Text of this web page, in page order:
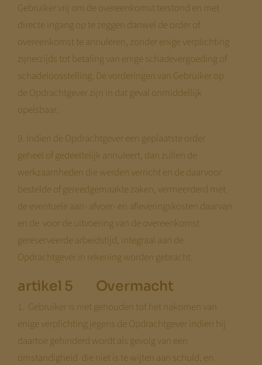
Gebruiker vrij om de overeenkomst terstond en met
directe ingang op te zeggen danwel de order of
overeenkomst te annuleren, zonder enige verplichting
zijnerzijds tot betaling van enige schadevergoeding of
schadeloosstelling. De vorderingen van Gebruiker op
de Opdrachtgever zijn in dat geval onmiddellijk
opeisbaar.
9. Indien de Opdrachtgever een geplaatste order
geheel of gedeeltelijk annuleert, dan zullen de
werkzaamheden die werden verricht en de daarvoor
bestelde of gereedgemaakte zaken, vermeerderd met
de eventuele aan- afvoer- en afleveringskosten daarvan
en de voor de uitvoering van de overeenkomst
gereserveerde arbeidstijd, integraal aan de
Opdrachtgever in rekening worden gebracht.
artikel 5 Overmacht
1. Gebruiker is niet gehouden tot het nakomen van
enige verplichting jegens de Opdrachtgever indien hij
daartoe gehinderd wordt als gevolg van een
omstandigheid die niet is te wijten aan schuld, en